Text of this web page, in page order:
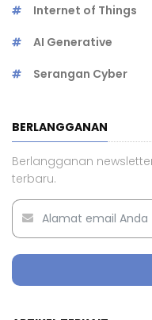
Internet of Things
AI Generative
Serangan Cyber
BERLANGGANAN
Berlangganan
terbaru.